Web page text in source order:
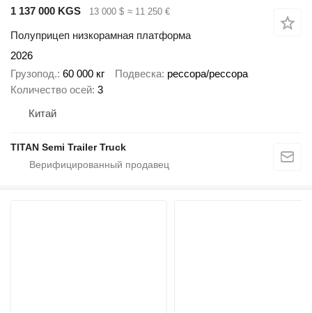
1 137 000 KGS
13 000 $ ≈ 11 250 €
Полуприцеп низкорамная платформа
2026
Грузопод. 60 000 кг Подвеска рессора/рессора
Количество осей 3
Китай
TITAN Semi Trailer Truck